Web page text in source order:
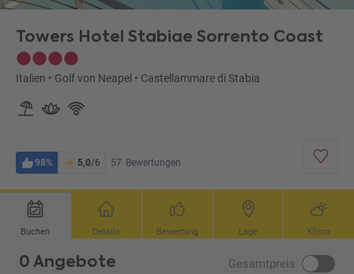
Towers Hotel Stabiae Sorrento Coast
Italien • Golf von Neapel • Castellammare di Stabia
98% 5,0/6 57 Bewertungen
Buchen Details Bewertung Lage Klima
0 Angebote Gesamtpreis